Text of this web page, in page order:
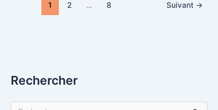
1 2 … 8 Suivant →
Rechercher